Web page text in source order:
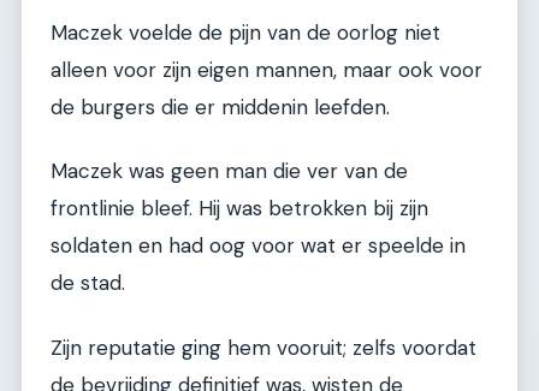
Maczek voelde de pijn van de oorlog niet
alleen voor zijn eigen mannen, maar ook voor
de burgers die er middenin leefden.
Maczek was geen man die ver van de
frontlinie bleef. Hij was betrokken bij zijn
soldaten en had oog voor wat er speelde in
de stad.
Zijn reputatie ging hem vooruit; zelfs voordat
de bevrijding definitief was, wisten de